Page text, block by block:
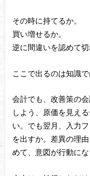
その時に持てるか。
買い増せるか。
逆に間違いを認めて切
ここで出るのは知識
会計でも、改善策の
しよう、原価を見え
い。でも翌月、入力
を出すか。差異の理
めて、意図が行動にな